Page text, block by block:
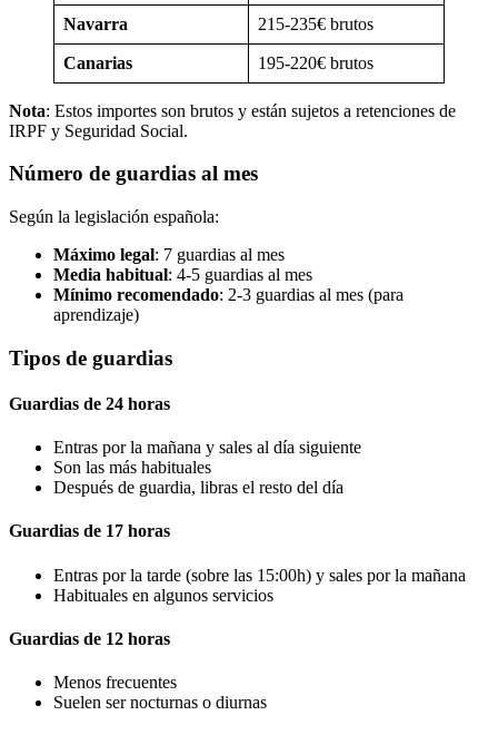
Navarra 215-235€ brutos
Canarias 195-220€ brutos
Nota: Estos importes son brutos y están sujetos a retenciones de
IRPF y Seguridad Social.
Número de guardias al mes
Según la legislación española:
Máximo legal: 7 guardias al mes
Media habitual: 4-5 guardias al mes
Mínimo recomendado: 2-3 guardias al mes (para
aprendizaje)
Tipos de guardias
Guardias de 24 horas
Entras por la mañana y sales al día siguiente
Son las más habituales
Después de guardia, libras el resto del día
Guardias de 17 horas
Entras por la tarde (sobre las 15:00h) y sales por la mañana
Habituales en algunos servicios
Guardias de 12 horas
Menos frecuentes
Suelen ser nocturnas o diurnas